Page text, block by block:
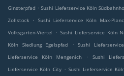
Ginsterpfad . Sushi Lieferservice Köln
Zollstock
. Sushi Lieferservice Köln Max-
Volksgarten-Viertel
. Sushi Lieferservice Köln
Köln Siedlung Egelspfad
. Sushi
Lieferservice Köln Mengenich
. Sushi
Lieferservice Köln City . Sushi Lieferservice